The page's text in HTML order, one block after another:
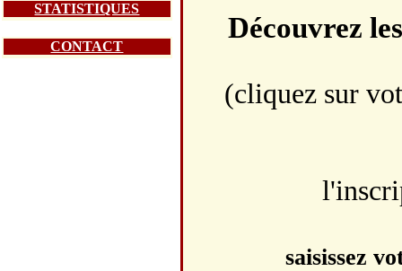
STATISTIQUES
CONTACT
Découvrez
(cliquez sur
saisissez